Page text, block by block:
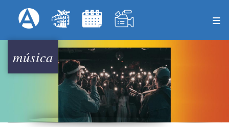
al
principal
Menú Superior
música